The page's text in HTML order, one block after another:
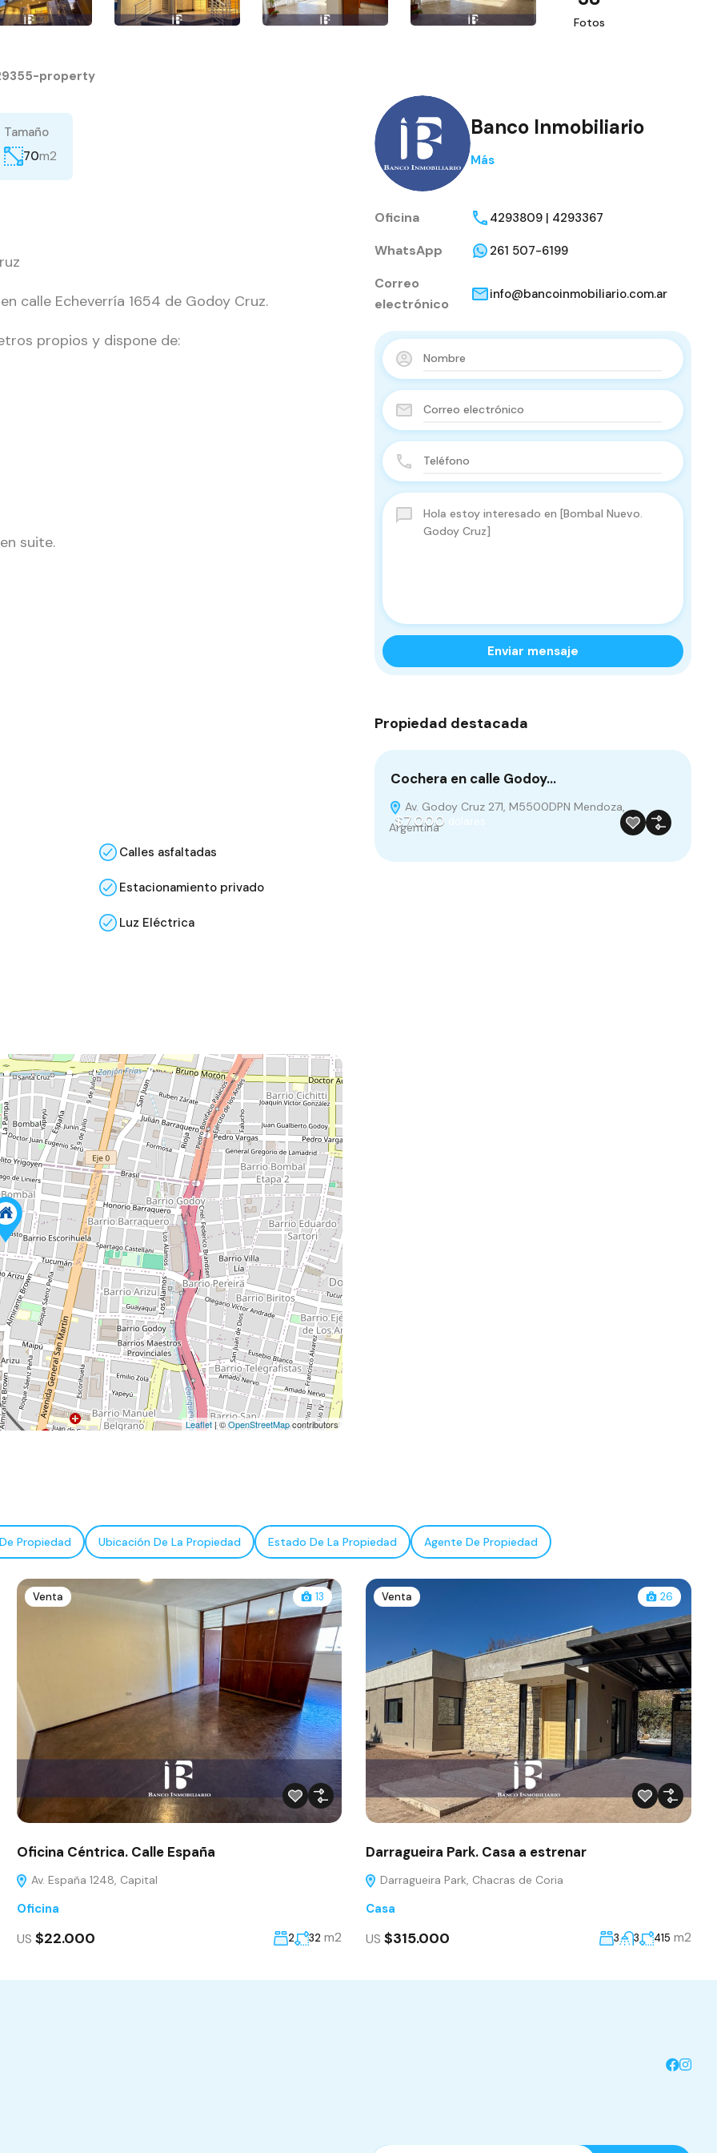
Fotos
property
Tamaño
70m2
calle Echeverría 1654 de Godoy Cruz.
propios y dispone de:
suite.
Calles asfaltadas
Estacionamiento privado
Luz Eléctrica
Leaflet| ©OpenStreetMapcontributors
Banco Inmobiliario
Más
Oficina 4293809 | 4293367
WhatsApp 261 507-6199
Correo
electrónico
info@bancoinmobiliario.com.ar
Enviar mensaje
Propiedad destacada
Cochera en calle Godoy…
Av. Godoy Cruz 271, M5500DPN Mendoza,
Argentina
$7.000 dólares
Propiedad Ubicación De La Propiedad Estado De La Propiedad Agente De Propiedad
Venta 13
Oficina Céntrica. Calle España
Av. España 1248, Capital
Oficina
US $22.000 2 32 m2
Venta 26
Darragueira Park. Casa a estrenar
Darragueira Park, Chacras de Coria
Casa
US $315.000 3 3 415 m2